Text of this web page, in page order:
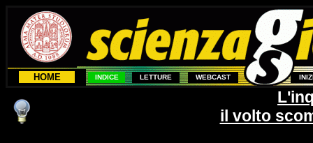
HOME INDICE LETTURE WEBCAST
il volto